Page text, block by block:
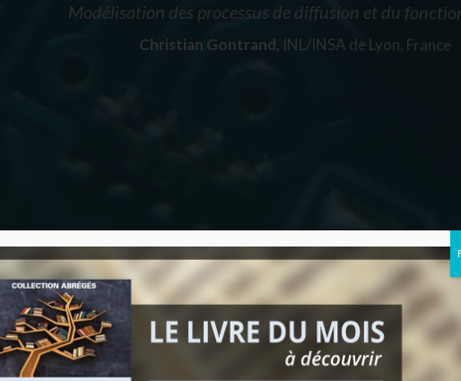
Modélisation des processus de diffusion et du
Christian Gontrand, INL/INSA de Lyon, France